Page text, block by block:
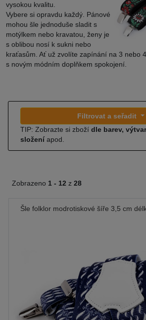
vysokou kvalitu.
Vybere si opravdu každý. Pánové
mohou šle jednoduše sladit s
motýlkem nebo kravatou, ženy je
s oblibou nosí k sukni nebo
kraťasům. Ať už zvolíte zapínání na 3 nebo
s novým módním doplňkem spokojení.
Filtrovat a seřadit
TIP: Zobrazte si zboží dle barev,
složení apod.
Zobrazeno 1 - 12 z 28
Šle folklor modrotiskové šíře 3,5 cm